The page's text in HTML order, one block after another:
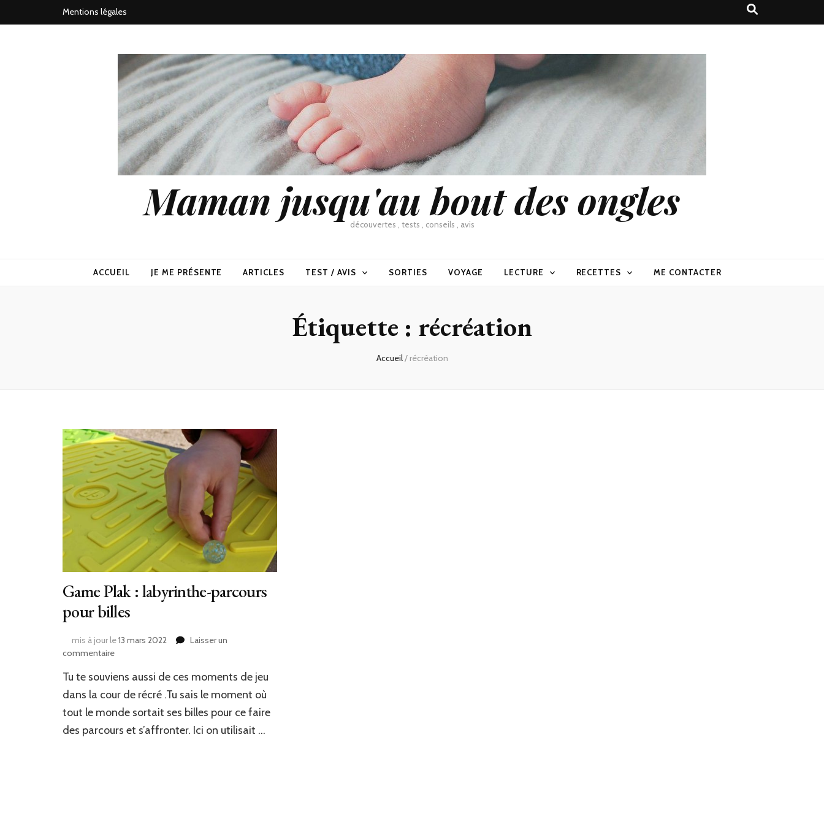
Mentions légales
Maman jusqu'au bout des ongles
découvertes , tests , conseils , avis
ACCUEIL JE ME PRÉSENTE ARTICLES TEST / AVIS SORTIES VOYAGE LECTURE RECETTES ME CONTACTER
Étiquette : récréation
Accueil/ récréation
Game Plak : labyrinthe-parcours
pour billes
mis à jour le13 mars 2022
Laisser un
commentairesur
Plak
:
parcours
pour
Tu te souviens aussi de ces moments de jeu
dans la cour de récré .Tu sais le moment où
tout le monde sortait ses billes pour ce faire
des parcours et s’affronter. Ici on utilisait …